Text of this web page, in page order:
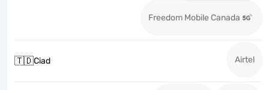
Freedom Mobile Canada
🇹🇩Ciad Airtel